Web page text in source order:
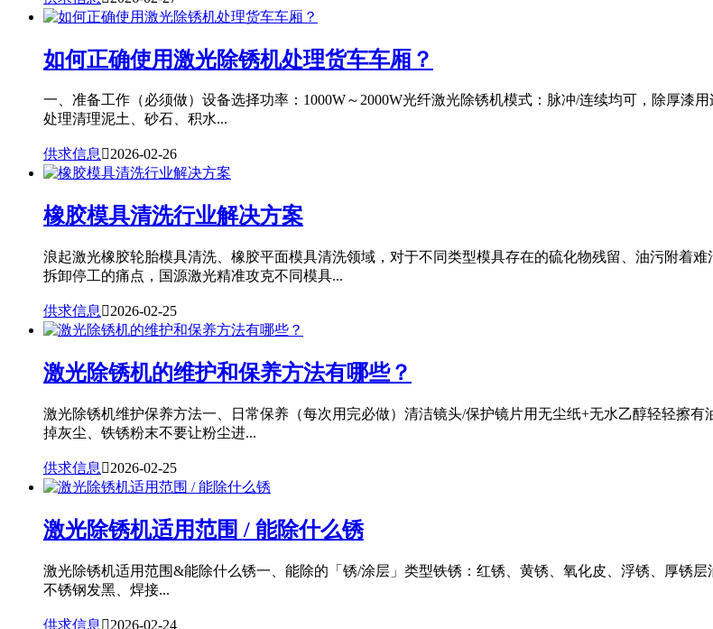
如何正确使用激光除锈机处理货车车厢？
一、准备工作（必须做）设备选择功率：1000W～2000W光纤激光除锈机模式：脉冲/连续均可，除厚漆
处理清理泥土、砂石、积水...
供求信息2026-02-26
橡胶模具清洗行业解决方案
浪起激光橡胶轮胎模具清洗、橡胶平面模具清洗领域，对于不同类型模具存在的硫化物残留、油污附着
拆卸停工的痛点，国源激光精准攻克不同模具...
供求信息 2026-02-25
激光除锈机的维护和保养方法有哪些？
激光除锈机维护保养方法一、日常保养（每次用完必做）清洁镜头/保护镜片用无尘纸+无水乙醇轻轻擦
掉灰尘、铁锈粉末不要让粉尘进...
供求信息 2026-02-25
激光除锈机适用范围 / 能除什么锈
激光除锈机适用范围&能除什么锈一、能除的「锈/涂层」类型铁锈：红锈、黄锈、氧化皮、浮锈、厚锈
不锈钢发黑、焊接...
供求信息 2026-02-24